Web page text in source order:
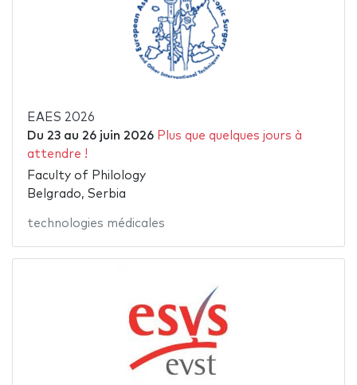
EAES 2026
Du 23au 26 juin 2026 Plus que quelques jours à
attendre !
Faculty of Philology
Belgrado, Serbia
technologies médicales